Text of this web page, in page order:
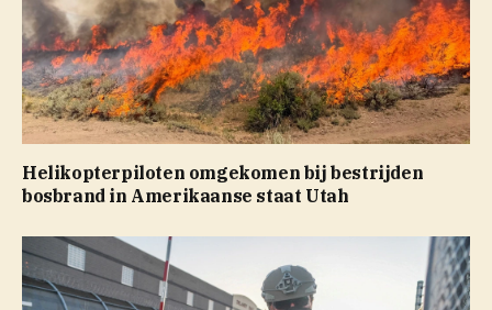
Helikopterpiloten omgekomen bij bestrijden
bosbrand in Amerikaanse staat Utah